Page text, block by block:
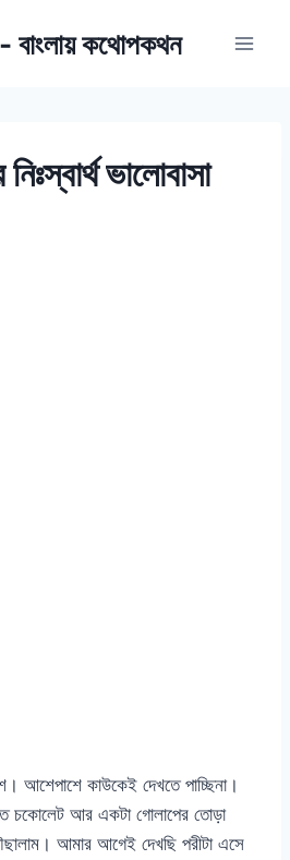
কথোপকথন
ভালোবাসা
আশেপাশে কাউকেই দেখতে পাচ্ছিনা।
চকোলেট আর একটা গোলাপের তোড়া
আমার আগেই দেখছি পরীটা এসে